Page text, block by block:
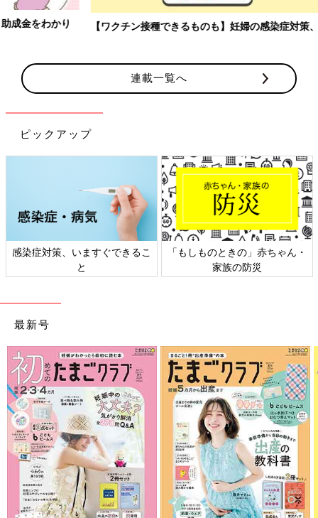
【ワクチン接種できるものも】妊婦の感染症対策、知っておいて！
連載一覧へ
ピックアップ
日本外来小児科学会リーフレッ
ト検討会
六星占術 細木かおりさんの人生
相談
最新号